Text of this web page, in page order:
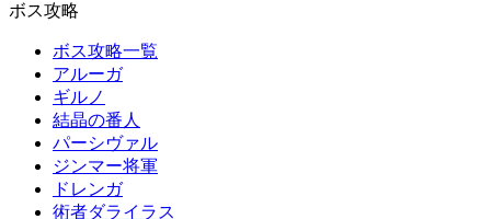
ボス攻略
ボス攻略一覧
アルーガ
ギルノ
結晶の番人
パーシヴァル
ジンマー将軍
ドレンガ
術者ダライラス